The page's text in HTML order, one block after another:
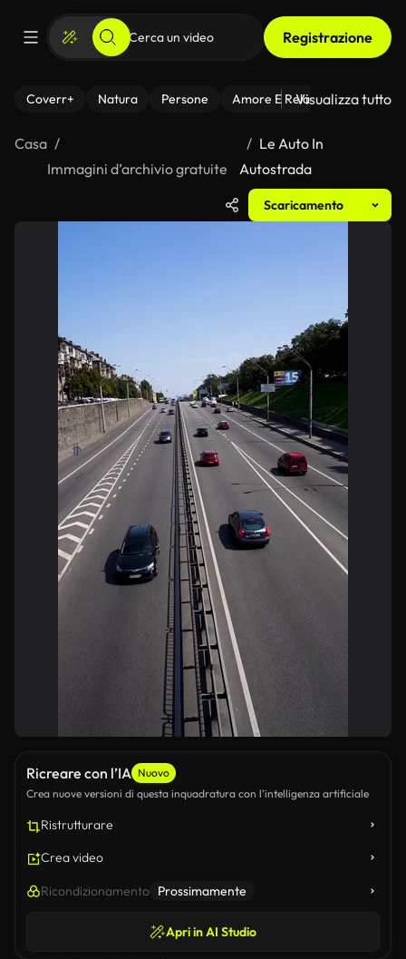
Registrazione
Coverr+ Natura Persone Amore E Relazioni Il
Visualizza tutto
Casa
Immagini d’archivio gratuite
Le Auto In
Autostrada
Scaricamento
Ricreare con l’IA Nuovo
Crea nuove versioni di questa inquadratura con l’intelligenza artificiale
Ristrutturare
Crea video
Ricondizionamento Prossimamente
Apri in AI Studio